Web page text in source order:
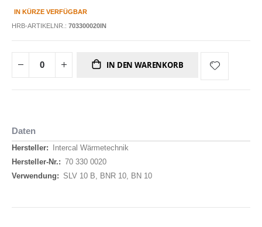
IN KÜRZE VERFÜGBAR
HRB-ARTIKELNR.: 703300020IN
IN DEN WARENKORB
Daten
Daten
Intercal Wärmetechnik
70 330 0020
SLV 10 B, BNR 10, BN 10